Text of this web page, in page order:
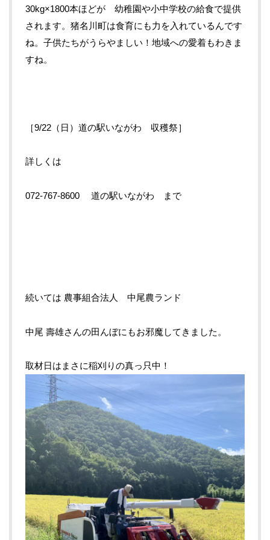
30kg×1800本ほどが 幼稚園や小中学校の給食で提供
されます。猪名川町は食育にも力を入れているんです
ね。子供たちがうらやましい！地域への愛着もわきま
すね。
［9/22 （日）道の駅いながわ 収穫祭］
詳しくは
072-767-8600 道の駅いながわ まで
続いては 農事組合法人 中尾農ランド
中尾 壽雄さんの田んぼにもお邪魔してきました。
取材日はまさに稲刈りの真っ只中！